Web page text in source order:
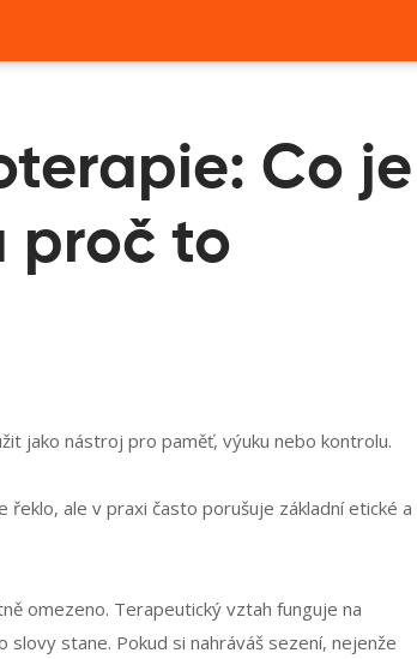
Co je
proč to
jako nástroj pro paměť, výuku nebo kontrolu.
ale v praxi často porušuje základní etické a
omezeno. Terapeutický vztah funguje na
stane. Pokud si nahráváš sezení, nejenže